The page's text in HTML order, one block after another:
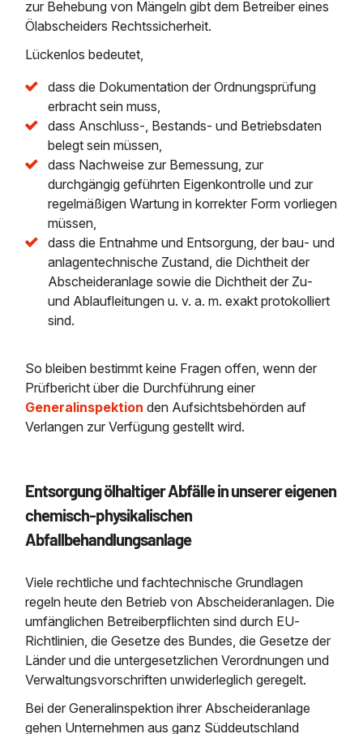
zur Behebung von Mängeln gibt dem Betreiber eines
Ölabscheiders Rechtssicherheit.
Lückenlos bedeutet,
dass die Dokumentation der Ordnungsprüfung
erbracht sein muss,
dass Anschluss‐, Bestands‐ und Betriebsdaten
belegt sein müssen,
dass Nachweise zur Bemessung, zur
durchgängig geführten Eigenkontrolle und zur
regelmäßigen Wartung in korrekter Form vorliegen
müssen,
dass die Entnahme und Entsorgung, der bau‐ und
anlagentechnische Zustand, die Dichtheit der
Abscheideranlage sowie die Dichtheit der Zu‐
und Ablaufleitungen u. v. a. m. exakt protokolliert
sind.
So bleiben bestimmt keine Fragen offen, wenn der
Prüfbericht über die Durchführung einer
Generalinspektion den Aufsichtsbehörden auf
Verlangen zur Verfügung gestellt wird.
Entsorgung ölhaltiger Abfälle in unserer eigenen
chemisch‐physikalischen
Abfallbehandlungsanlage
Viele rechtliche und fachtechnische Grundlagen
regeln heute den Betrieb von Abscheideranlagen. Die
umfänglichen Betreiberpflichten sind durch EU‐
Richtlinien, die Gesetze des Bundes, die Gesetze der
Länder und die untergesetzlichen Verordnungen und
Verwaltungsvorschriften unwiderleglich geregelt.
Bei der Generalinspektion ihrer Abscheideranlage
gehen Unternehmen aus ganz Süddeutschland